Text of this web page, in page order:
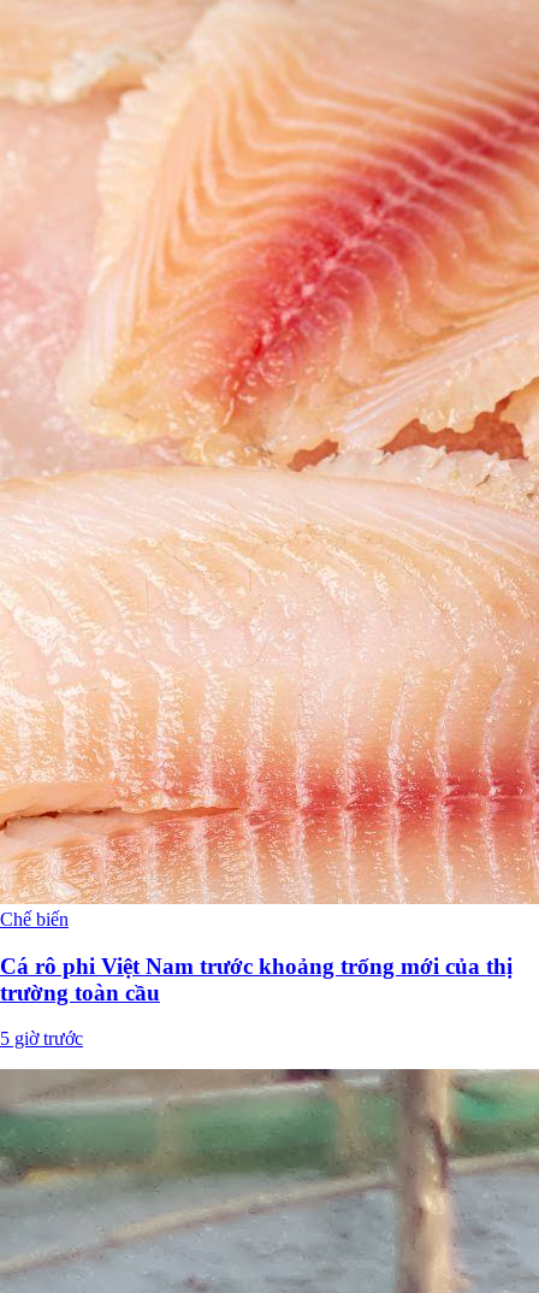
Chế biến
Cá rô phi Việt Nam trước khoảng trống mới của thị
trường toàn cầu
5 giờ trước